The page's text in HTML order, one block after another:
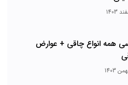
همه انواع چاقی + عوارض